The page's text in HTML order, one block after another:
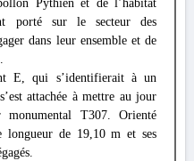
Pythien et de l’habitat
porté sur le secteur des
dans leur ensemble et de
E, qui s’identifierait à un
attachée à mettre au jour
T307. Orienté
de 19,10 m et ses